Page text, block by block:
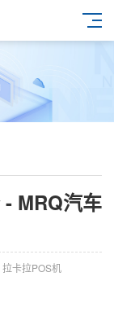
MRQ汽车
卡拉POS机